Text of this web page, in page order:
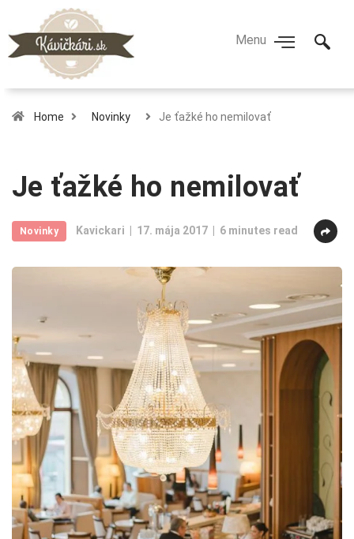
Home Novinky Je ťažké ho nemilovať
Je ťažké ho nemilovať
Novinky Kavickari 17. mája 2017 6 minutes read